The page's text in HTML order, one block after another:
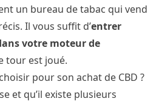
un bureau de tabac qui vend
Il vous suffit d’entrer
votre moteur de
tour est joué.
pour son achat de CBD ?
et qu’il existe plusieurs